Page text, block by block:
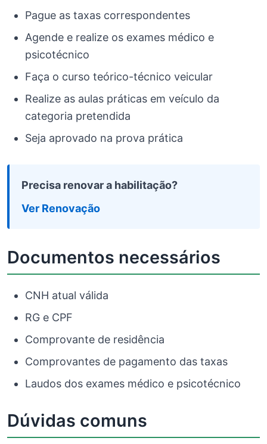
Pague as taxas correspondentes
Agende e realize os exames médico e
psicotécnico
Faça o curso teórico-técnico veicular
Realize as aulas práticas em veículo da
categoria pretendida
Seja aprovado na prova prática
Precisa renovar a habilitação?
Ver Renovação
Documentos necessários
CNH atual válida
RG e CPF
Comprovante de residência
Comprovantes de pagamento das taxas
Laudos dos exames médico e psicotécnico
Dúvidas comuns